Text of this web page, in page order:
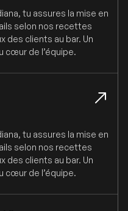
tu assures la mise en
selon nos recettes
des clients au bar. Un
cœur de l’équipe.
tu assures la mise en
selon nos recettes
des clients au bar. Un
cœur de l’équipe.